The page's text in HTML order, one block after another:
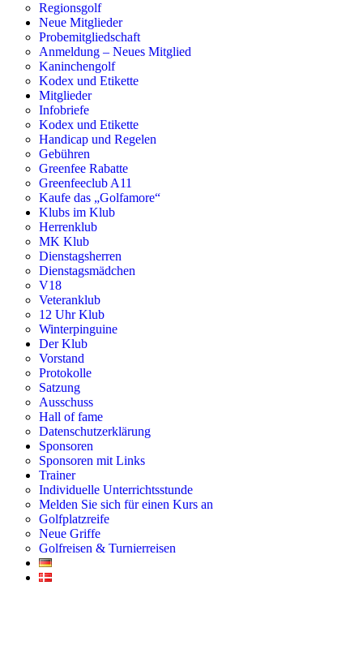
Regionsgolf
Neue Mitglieder
Probemitgliedschaft
Anmeldung – Neues Mitglied
Kaninchengolf
Kodex und Etikette
Mitglieder
Infobriefe
Kodex und Etikette
Handicap und Regelen
Gebühren
Greenfee Rabatte
Greenfeeclub A11
Kaufe das „Golfamore“
Klubs im Klub
Herrenklub
MK Klub
Dienstagsherren
Dienstagsmädchen
V18
Veteranklub
12 Uhr Klub
Winterpinguine
Der Klub
Vorstand
Protokolle
Satzung
Ausschuss
Hall of fame
Datenschutzerklärung
Sponsoren
Sponsoren mit Links
Trainer
Individuelle Unterrichtsstunde
Melden Sie sich für einen Kurs an
Golfplatzreife
Neue Griffe
Golfreisen & Turnierreisen